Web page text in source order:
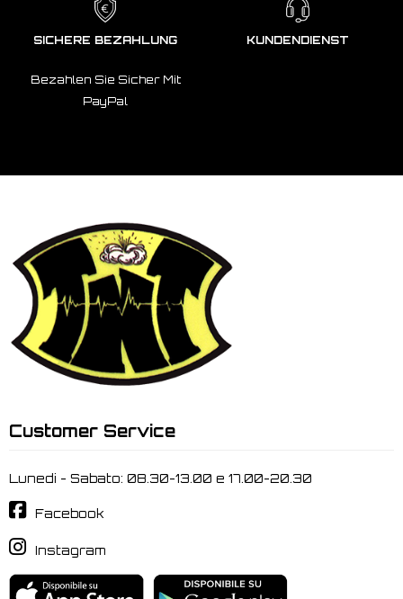
SICHERE BEZAHLUNG
Bezahlen Sie Sicher Mit
PayPal
KUNDENDIENST
Customer Service
Lunedi - Sabato: 08.30-13.00 e 17.00-20.30
Facebook
Instagram